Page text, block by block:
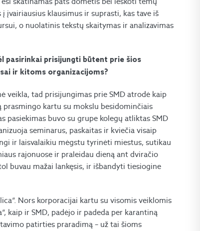
klausimus ir suprasti, kas tave iš
o nuolatinis tekstų skaitymas ir analizavimas
pasirinkai prisijungti būtent prie šios
ir kitoms organizacijoms?
veikla, tad prisijungimas prie SMD atrodė kaip
prasmingo kartu su mokslu besidominčiais
pasiekimas buvo su grupe kolegų atliktas SMD
seminarus, paskaitas ir kviečia visaip
ir laisvalaikiu mėgstu tyrinėti miestus, sutikau
rajonuose ir praleidau dieną ant dviračio
buvau mažai lankęsis, ir išbandyti tiesiogine
Nors korporacijai kartu su visomis veiklomis
kaip ir SMD, padėjo ir padeda per karantiną
patirties praradimą – už tai šioms